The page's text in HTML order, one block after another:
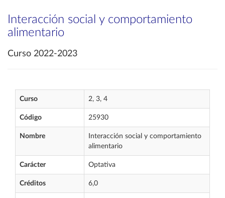
Interacción social y comportamiento
alimentario
Curso 2022-2023
Curso 2, 3, 4
Código 25930
Nombre
Interacción social y comportamiento
alimentario
Carácter Optativa
Créditos 6,0